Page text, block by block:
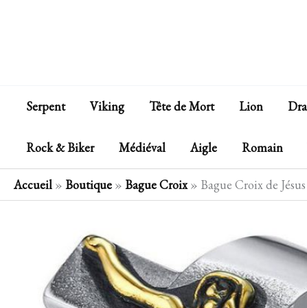
Serpent Viking Tête de Mort Lion
Rock & Biker Médiéval Aigle Romain
Accueil » Boutique » Bague Croix» Bague Croix de Jésus